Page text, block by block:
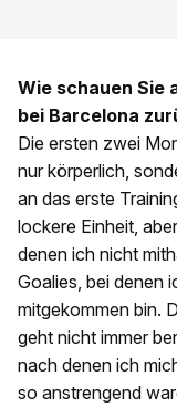
Wie schauen Sie
bei Barcelona
Die ersten zwei
nur körperlich,
an das erste
lockere Einheit,
denen ich nicht
Goalies, bei denen
mitgekommen bin.
geht nicht immer
nach denen ich
so anstrengend